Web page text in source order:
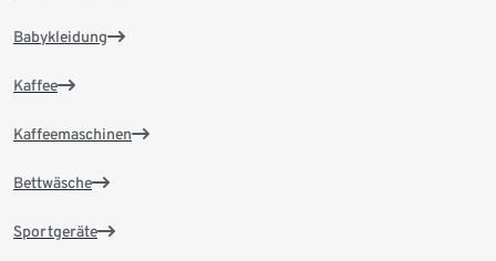
Babykleidung
Kaffee
Kaffeemaschinen
Bettwäsche
Sportgeräte